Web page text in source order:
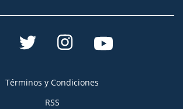
Términos y Condiciones
RSS